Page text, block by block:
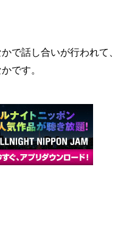
で話し合いが行われて、
です。